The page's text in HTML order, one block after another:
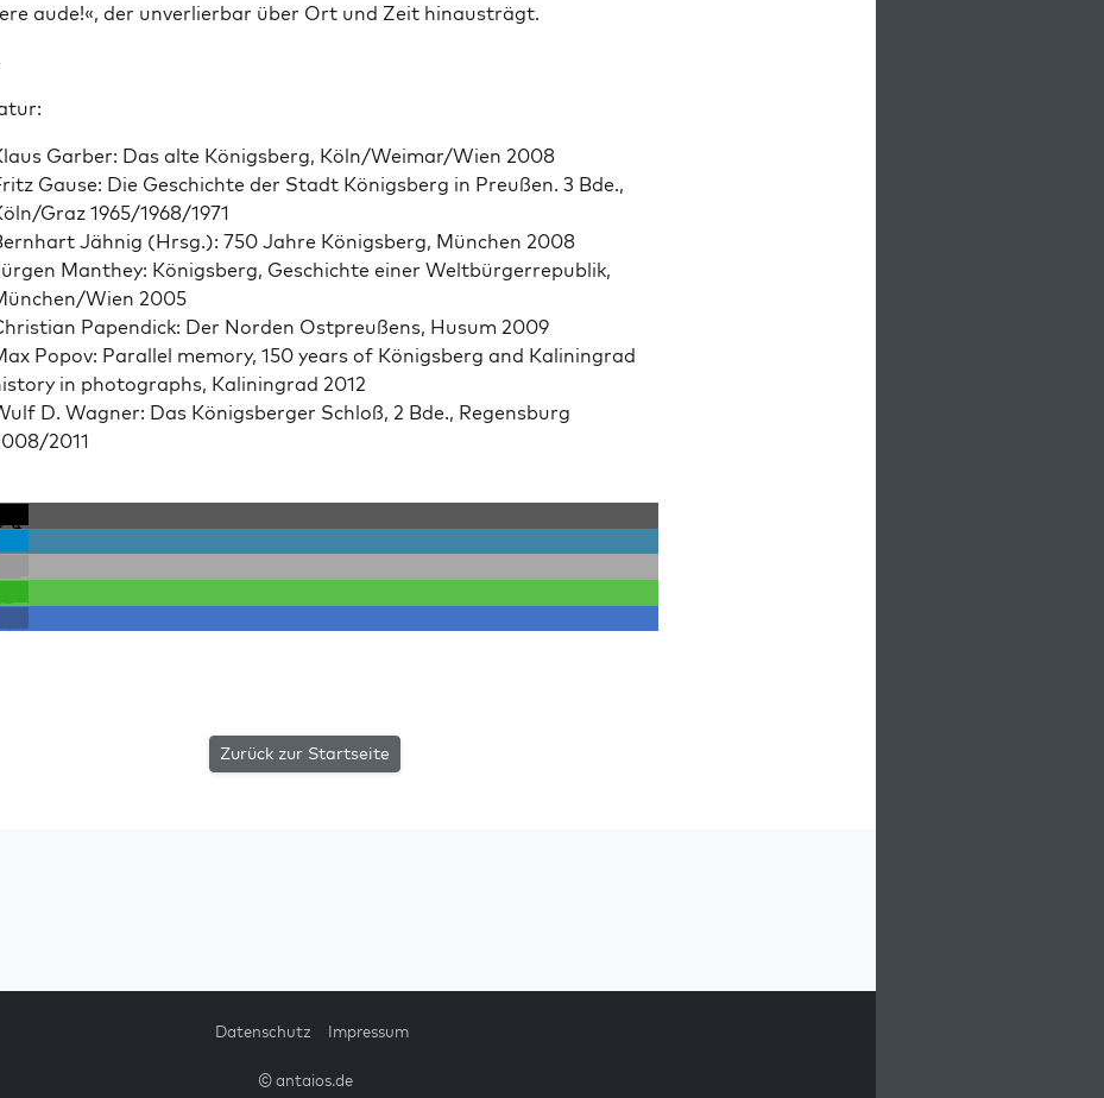
aude!«, der unver­lier­bar über Ort und Zeit hin­aus­trägt.
Gar­ber: Das alte Königs­berg, Köln/Weimar/Wien 2008
Gause: Die Geschichte der Stadt Königs­berg in Preußen. 3 Bde.,
Graz 1965/1968/1971
Jäh­nig (Hrsg.): 750 Jahre Königs­berg, München 2008
Man­they: Königs­berg, Geschichte ein­er Welt­bürg­er­re­pub­lik,
Wien 2005
Papen­dick: Der Nor­den Ost­preußens, Husum 2009
Popov: Par­al­lel mem­o­ry, 150 years of Königs­berg and Kalin­ingrad
in pho­tographs, Kalin­ingrad 2012
D. Wag­n­er: Das Königs­berg­er Schloß, 2 Bde., Regens­burg
2011
Zurück zur Startseite
Datenschutz Impressum
© antaios.de